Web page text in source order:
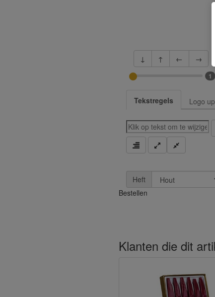
↓ ↑ ← →
1
Tekstregels Logo
Heft
Bestellen
Klanten die dit